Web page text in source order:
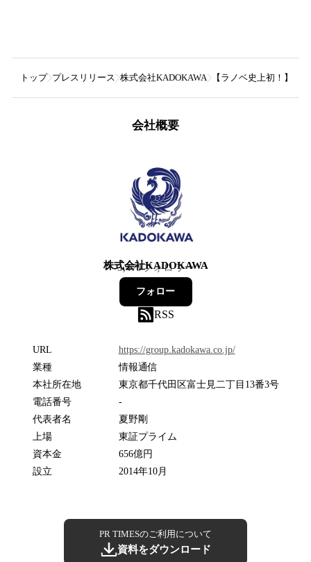
トップ プレスリリース 株式会社KADOKAWA 【ラノベ史上初！】『
会社概要
株式会社KADOKAWA
3,479フォロワー
フォロー
RSS
URL
https://group.kadokawa.co.jp/
業種
情報通信
本社所在地
東京都千代田区富士見二丁目13番3号
電話番号
-
代表者名
夏野剛
上場
東証プライム
資本金
656億円
設立
2014年10月
PR TIMESのご利用について
資料をダウンロード